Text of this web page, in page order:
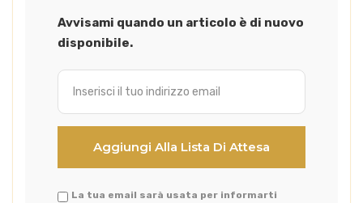
Avvisami quando un articolo è di nuovo
disponibile.
La tua email sarà usata per informarti